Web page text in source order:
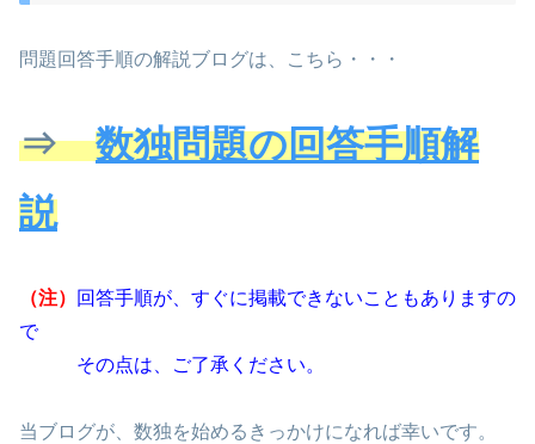
問題回答手順の解説ブログは、こちら・・・
⇒数独問題の回答手順解
説
（注）
回答手順が、すぐに掲載できないこともありますの
で
その点は、ご了承ください。
当ブログが、数独を始めるきっかけになれば幸いです。